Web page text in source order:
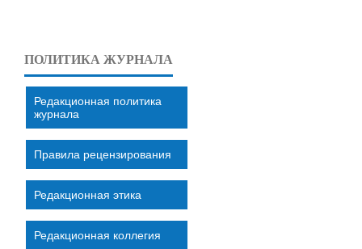
ПОЛИТИКА ЖУРНАЛА
Редакционная политика
журнала
Правила рецензирования
Редакционная этика
Редакционная коллегия